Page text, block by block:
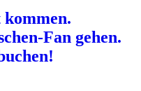
kommen.
Fan gehen.